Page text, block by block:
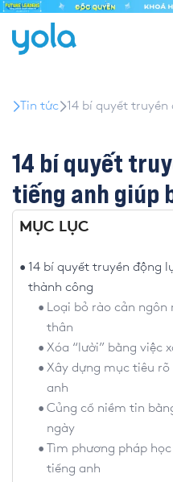
Tin tức 14 bí quyết
14 bí quyết
tiếng anh giúp
MỤC LỤC
14 bí quyết truyền động
thành công
Loại bỏ rào cản ngôn
thân
Xóa “lười” bằng việc
Xây dựng mục tiêu
anh
Củng cố niềm tin
ngày
Tìm phương pháp
tiếng anh